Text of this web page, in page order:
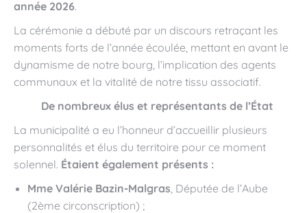
année 2026.
La cérémonie a débuté par un discours retraçant les
moments forts de l’année écoulée, mettant en avant le
dynamisme de notre bourg, l’implication des agents
communaux et la vitalité de notre tissu associatif.
De nombreux élus et représentants de l’État
La municipalité a eu l’honneur d’accueillir plusieurs
personnalités et élus du territoire pour ce moment
solennel. Étaient également présents :
Mme Valérie Bazin-Malgras, Députée de l’Aube
(2ème circonscription) ;